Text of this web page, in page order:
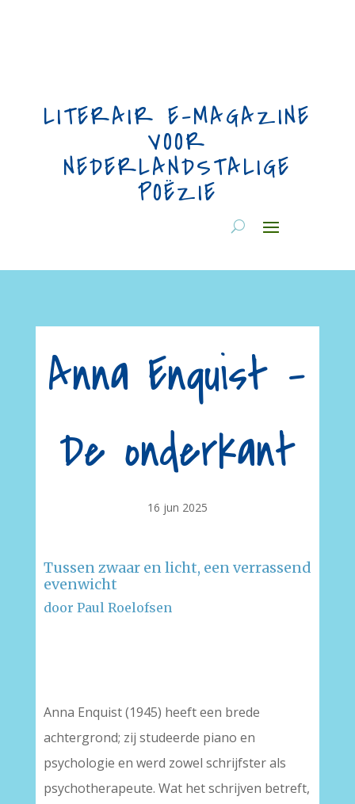
LITERAIR E-MAGAZINE
VOOR
NEDERLANDSTALIGE
POËZIE
Anna Enquist –
De onderkant
16 jun 2025
Tussen zwaar en licht, een verrassend
evenwicht
door Paul Roelofsen
Anna Enquist (1945) heeft een brede
achtergrond; zij studeerde piano en
psychologie en werd zowel schrijfster als
psychotherapeute. Wat het schrijven betreft,